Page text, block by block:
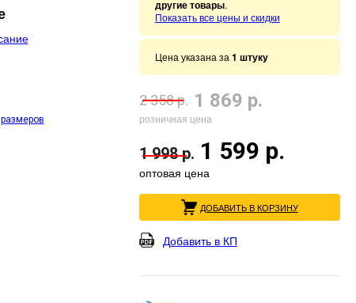
другие товары.
Показать все цены и скидки
Цена указана за 1 штуку
2 358 р. 1 869 р.
розничная цена
1 998 р. 1 599 р.
оптовая цена
ДОБАВИТЬ В КОРЗИНУ
Добавить в КП